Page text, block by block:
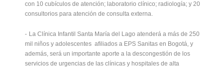
con 10 cubículos de atención; laboratorio clínico; radiología; y 20
consultorios para atención de consulta externa.
- La Clínica Infantil Santa María del Lago atenderá a más de 250
mil niños y adolescentes afiliados a EPS Sanitas en Bogotá, y
además, será un importante aporte a la descongestión de los
servicios de urgencias de las clínicas y hospitales de alta